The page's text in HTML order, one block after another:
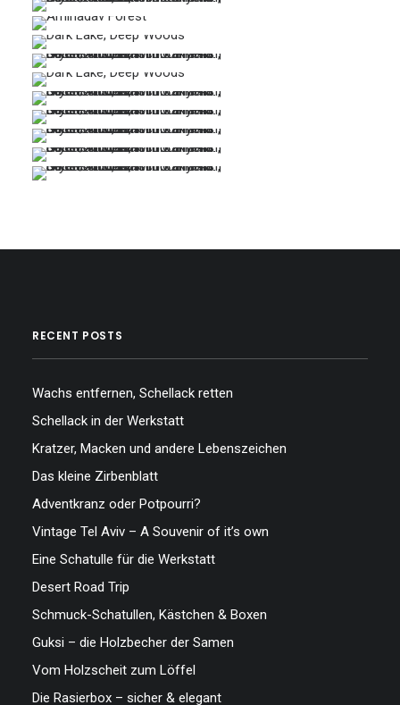
…
…
…
…
…
…
…
…
…
RECENT POSTS
Wachs entfernen, Schellack retten
Schellack in der Werkstatt
Kratzer, Macken und andere Lebenszeichen
Das kleine Zirbenblatt
Adventkranz oder Potpourri?
Vintage Tel Aviv – A Souvenir of it’s own
Eine Schatulle für die Werkstatt
Desert Road Trip
Schmuck-Schatullen, Kästchen & Boxen
Guksi – die Holzbecher der Samen
Vom Holzscheit zum Löffel
Die Rasierbox – sicher & elegant